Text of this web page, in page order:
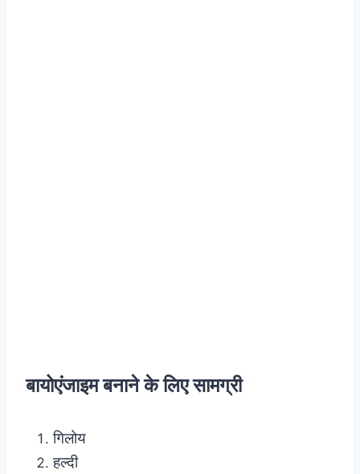
बायोएंजाइम बनाने के लिए सामग्री
गिलोय
हल्दी